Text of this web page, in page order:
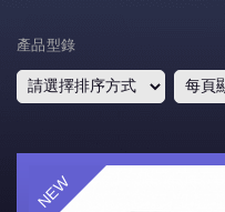
產品型錄